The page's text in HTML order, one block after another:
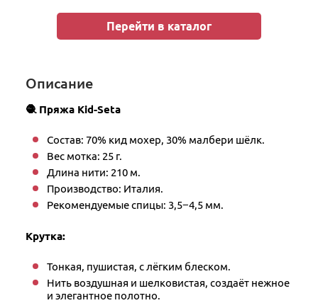
Перейти в каталог
Описание
🧶 Пряжа Kid-Seta
Состав: 70% кид мохер, 30% малбери шёлк.
Вес мотка: 25 г.
Длина нити: 210 м.
Производство: Италия.
Рекомендуемые спицы: 3,5−4,5 мм.
Крутка:
Тонкая, пушистая, с лёгким блеском.
Нить воздушная и шелковистая, создаёт нежное
и элегантное полотно.